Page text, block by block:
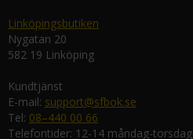
Linköpingsbutiken
Nygatan 20
582 19 Linköping
Kundtjänst
E-mail: support@sfbok.se
Tel: 08–440 00 66
Telefontider: 12-14 måndag-torsdag